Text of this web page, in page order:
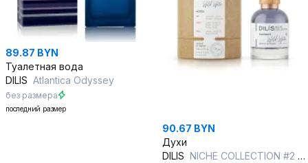
89.87 BYN
Туалетная вода
DILIS Atlantica Odyssey
без размера
последний размер
90.67 BYN
Духи
DILIS NICHE COLLECTION #2 Wild Water